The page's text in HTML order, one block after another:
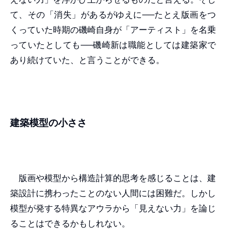
て、その「消失」があるがゆえに──たとえ版画をつ
くっていた時期の磯崎自身が「アーティスト」を名乗
っていたとしても──磯崎新は職能としては建築家で
あり続けていた、と言うことができる。
建築模型の小ささ
版画や模型から構造計算的思考を感じることは、建
築設計に携わったことのない人間には困難だ。しかし
模型が発する特異なアウラから「見えない力」を論じ
ることはできるかもしれない。